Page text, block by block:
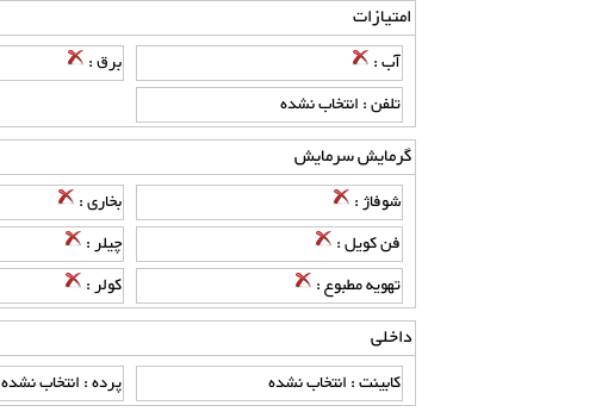
امتیازات
آب : برق :
تلفن : انتخاب نشده
گرمایش سرمایش
شوفاژ : بخاری :
فن کویل :
چیلر :
تهویه مطبوع :
کولر :
داخلی
کابینت : انتخاب نشده پرده : انتخاب نشده